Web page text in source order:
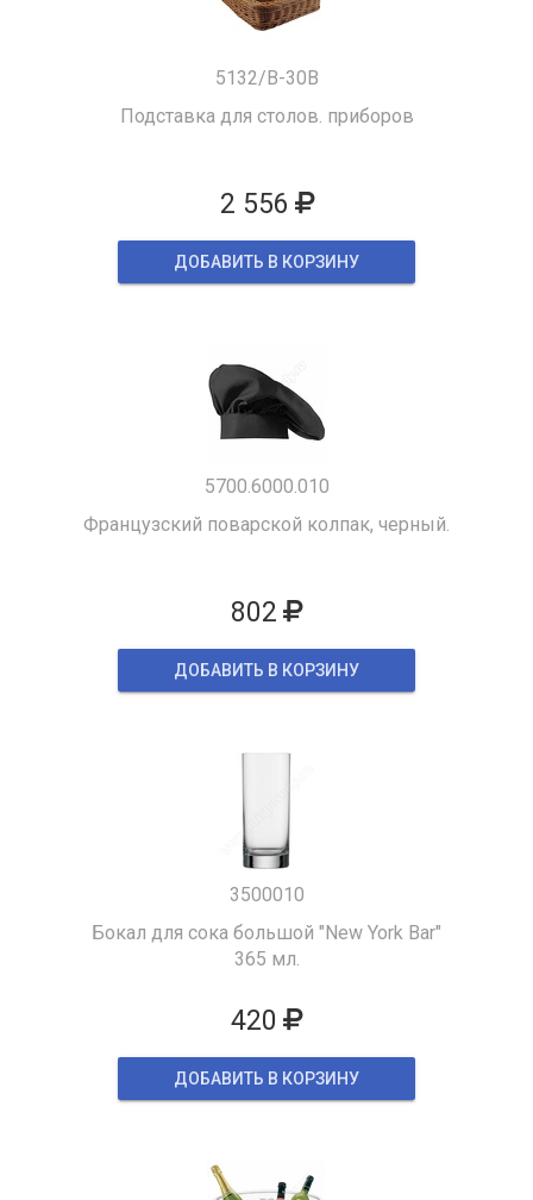
5132/B-30B
Подставка для столов. приборов
2 556
ДОБАВИТЬ В КОРЗИНУ
5700.6000.010
Французский поварской колпак, черный.
802
ДОБАВИТЬ В КОРЗИНУ
3500010
Бокал для сока большой "New York Bar"
365 мл.
420
ДОБАВИТЬ В КОРЗИНУ